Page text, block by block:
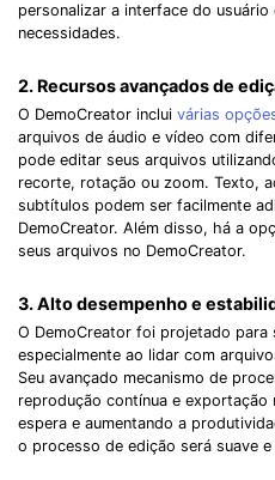
personalizar a interface do
necessidades.
2. Recursos avançados de
O DemoCreator inclui várias
arquivos de áudio e vídeo com
pode editar seus arquivos
recorte, rotação ou zoom. Texto,
subtítulos podem ser facilmente
DemoCreator. Além disso, há a
seus arquivos no DemoCreator.
3. Alto desempenho e
O DemoCreator foi projetado para
especialmente ao lidar com
Seu avançado mecanismo de
reprodução contínua e
espera e aumentando a
o processo de edição será suave